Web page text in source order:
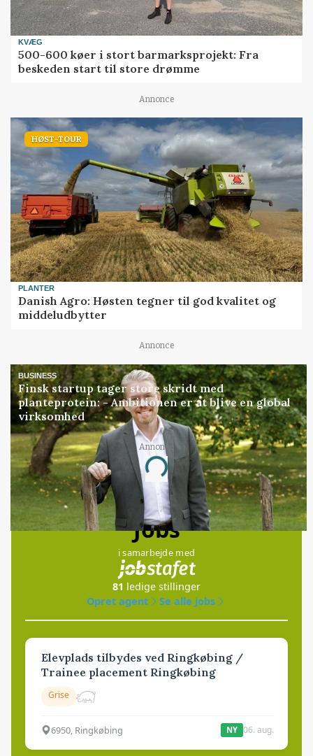
KVÆG
500-600 køer i stort barmarksprojekt: Fra
beskeden start til store drømme
Annonce
HØST-TOUR
PLANTER
Danish Agro: Høsten tegner til god kvalitet og
middeludbytter
Annonce
BUSINESS
Finsk startup tager store skridt med
planteprotein: - Ambitionen er at blive en global
virksomhed
Annonce
Loading...
Jobs
i samarbejde med
81 ledige stillinger
Opret agent
Se alle jobs
Elevplads tilbydes ved Ringkøbing /
Trainee placement Ringkøbing
Grise
6950, Ringkøbing NY 06. aug.